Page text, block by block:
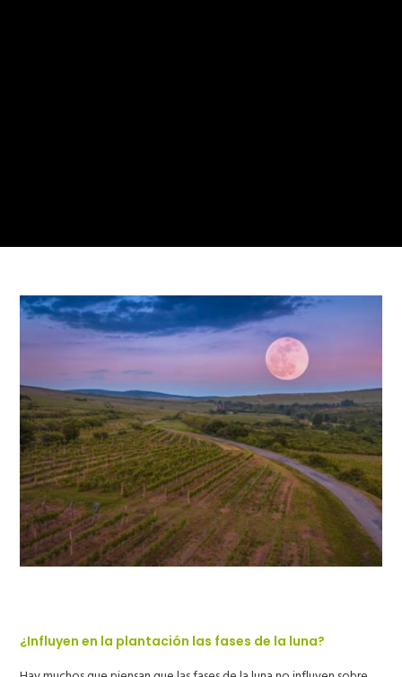
¿Influyen en la plantación las fases de la luna?